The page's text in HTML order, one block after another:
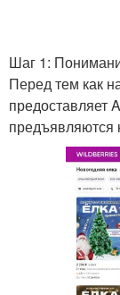
Шаг 1:
Перед тем как
предоставляет
предъявляются